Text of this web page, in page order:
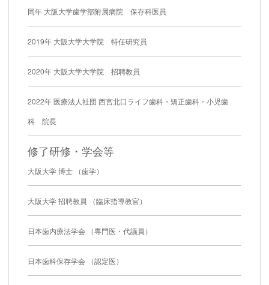
同年 大阪大学歯学部附属病院 保存科医員
2019年 大阪大学大学院 特任研究員
2020年 大阪大学大学院 招聘教員
2022年 医療法人社団 西宮北口ライフ歯科・矯正歯科・小児歯
科 院長
修了研修・学会等
大阪大学 博士 （歯学）
大阪大学 招聘教員 （臨床指導教官）
日本歯内療法学会 （専門医・代議員）
日本歯科保存学会 （認定医）